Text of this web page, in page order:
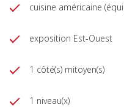
cuisine américaine
exposition Est-Ouest
1 côté(s) mitoyen(s)
1 niveau(x)